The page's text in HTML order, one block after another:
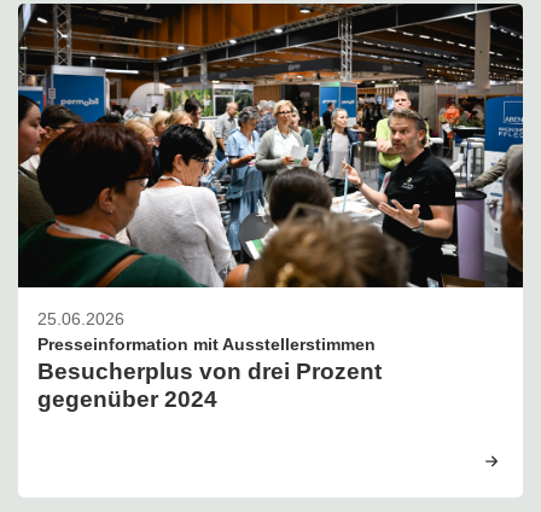
25.06.2026
Presseinformation mit Ausstellerstimmen
Besucherplus von drei Prozent
gegenüber 2024